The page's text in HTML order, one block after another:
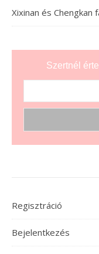
Xixinan és Chengkan
Szertnél
Regisztráció
Bejelentkezés